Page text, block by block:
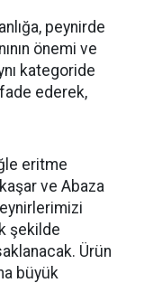
peynirde
önemi ve
kategoride
ederek,
eritme
ve Abaza
şekilde
Ürün
büyük